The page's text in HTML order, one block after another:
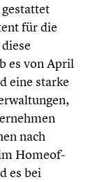
für die
es von April
eine starke
nach
im Homeof­
es bei